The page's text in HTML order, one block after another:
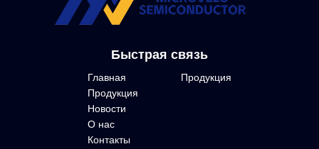
Быстрая связь
Главная
Продукция
Новости
О нас
Контакты
Продукция